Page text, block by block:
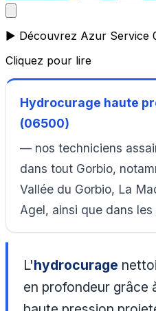
▶️ Découvrez Azur Service
Cliquez pour lire
Hydrocurage haute
(06500)
— nos techniciens
dans tout Gorbio,
Vallée du Gorbio, La
Agel, ainsi que dans
L'hydrocurage
en profondeur grâce